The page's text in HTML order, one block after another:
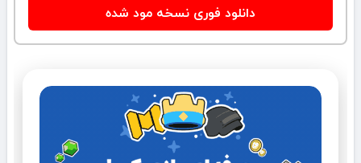
دانلود فوری نسخه مود شده